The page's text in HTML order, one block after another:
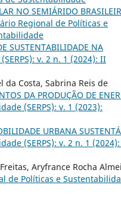
NO SEMIÁRIDO
Regional de Políticas e
SUSTENTABILIDADE NA
v. 2 n. 1 (2024): II
da Costa, Sabrina Reis de
DA PRODUÇÃO DE
(SERPS): v. 1 (2023):
URBANA
(SERPS): v. 2 n. 1
Aryfrance Rocha
de Políticas e